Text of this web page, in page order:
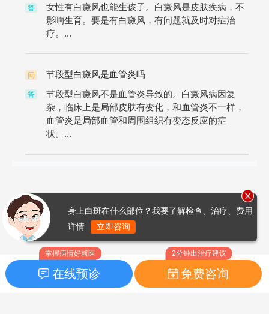
答
女性有白癜风也能生孩子。白癜风是皮肤疾病，不
影响生育。要是有白癜风，有问题就及时对症治
疗。...
问 节段型白癜风是血管炎吗
答
节段型白癜风不是血管炎导致的。白癜风病因复
杂，临床上是局部皮肤有变化，和血管炎不一样，
血管炎是局部血管和周围组织有变态反应的症
状。...
掌握病情好就医
在线预诊
2分钟出治疗建议
免费咨询
身上白斑在什么部位？我要了解检查、治疗、费用
详情
立即咨询